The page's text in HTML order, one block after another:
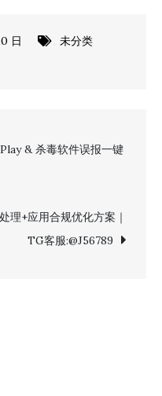
日
未分类
& 杀毒软件误报一键
理+应用合规优化方案｜
TG客服:@J56789